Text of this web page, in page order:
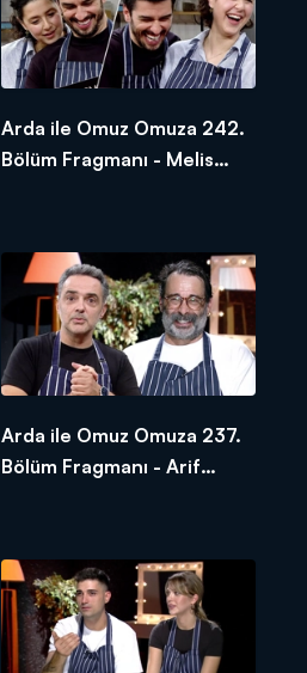
Arda ile Omuz Omuza 242.
Bölüm Fragmanı - Melis
Arda ile Omuz Omuza 237.
Bölüm Fragmanı - Arif